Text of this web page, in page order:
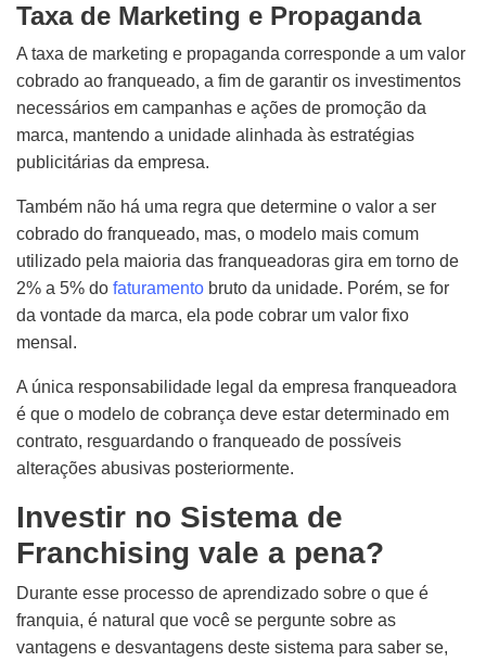
Taxa de Marketing e Propaganda
A taxa de marketing e propaganda corresponde a um valor
cobrado ao franqueado, a fim de garantir os investimentos
necessários em campanhas e ações de promoção da
marca, mantendo a unidade alinhada às estratégias
publicitárias da empresa.
Também não há uma regra que determine o valor a ser
cobrado do franqueado, mas, o modelo mais comum
utilizado pela maioria das franqueadoras gira em torno de
2% a 5% do faturamento bruto da unidade. Porém, se for
da vontade da marca, ela pode cobrar um valor fixo
mensal.
A única responsabilidade legal da empresa franqueadora
é que o modelo de cobrança deve estar determinado em
contrato, resguardando o franqueado de possíveis
alterações abusivas posteriormente.
Investir no Sistema de
Franchising vale a pena?
Durante esse processo de aprendizado sobre o que é
franquia, é natural que você se pergunte sobre as
vantagens e desvantagens deste sistema para saber se,